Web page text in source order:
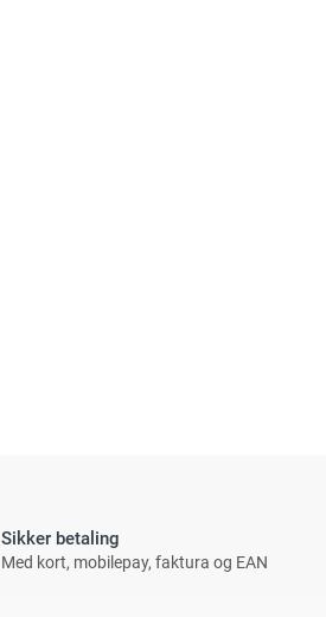
Sikker betaling
Med kort, mobilepay, faktura og EAN